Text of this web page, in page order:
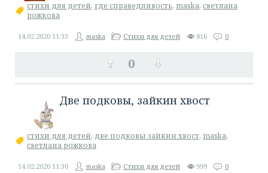
стихи для детей, где справедливость, maska, светлана
рожкова
0
14.02.2020 11:33 maska Стихи для детей 816 0
​Две подковы, зайкин хвост
стихи для детей, две подковы зайкин хвост, maska,
светлана рожкова
14.02.2020 11:30 maska Стихи для детей 999 0